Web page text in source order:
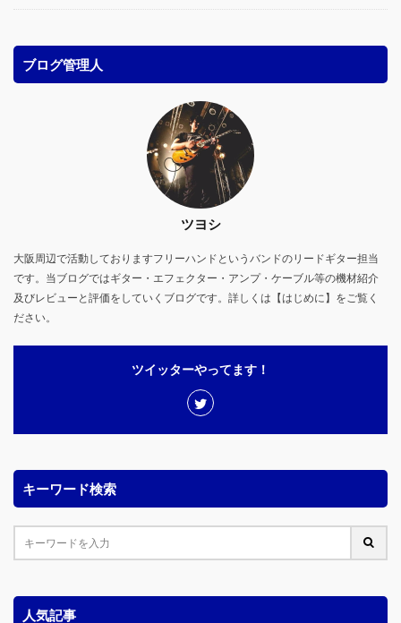
ブログ管理人
ツヨシ
大阪周辺で活動しておりますフリーハンドというバンドのリードギター担当
です。当ブログではギター・エフェクター・アンプ・ケーブル等の機材紹介
及びレビューと評価をしていくブログです。詳しくは【はじめに】をご覧く
ださい。
ツイッターやってます！
キーワード検索
人気記事